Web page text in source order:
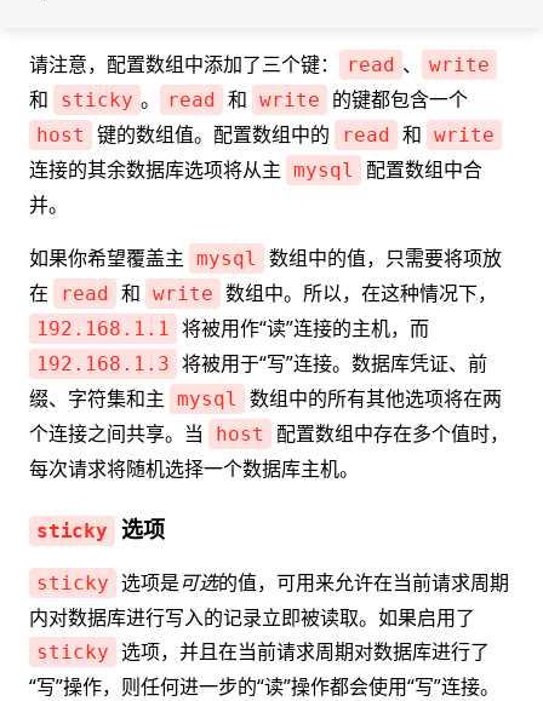
请注意，配置数组中添加了三个键： read 、 write
和 sticky 。 read 和 write 的键都包含一个
host 键的数组值。配置数组中的 read 和 write
连接的其余数据库选项将从主 mysql
配置数组中合
并。
如果你希望覆盖主 mysql
数组中的值，只需要将项放
在
read 和 write 数组中。所以，在这种情况下，
192.168.1.1 将被用作“读”连接的主机，而
192.168.1.3 将被用于“写”连接。数据库凭证、前
缀、字符集和主 mysql
数组中的所有其他选项将在两
个连接之间共享。当
host
配置数组中存在多个值时，
每次请求将随机选择一个数据库主机。
sticky 选项
sticky 选项是可选的值，可用来允许在当前请求周期
内对数据库进行写入的记录立即被读取。如果启用了
sticky 选项，并且在当前请求周期对数据库进行了
“写”操作，则任何进一步的“读”操作都会使用“写”连接。